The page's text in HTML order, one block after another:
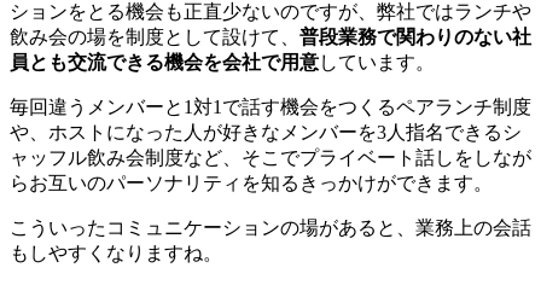
ションをとる機会も正直少ないのですが、弊社ではランチや
飲み会の場を制度として設けて、 普段業務で関わりのない社
員とも交流できる機会を会社で用意しています。
毎回違うメンバーと1対1で話す機会をつくるペアランチ制度
や、ホストになった人が好きなメンバーを3人指名できるシ
ャッフル飲み会制度など、そこでプライベート話しをしなが
らお互いのパーソナリティを知るきっかけができます。
こういったコミュニケーションの場があると、業務上の会話
もしやすくなりますね。